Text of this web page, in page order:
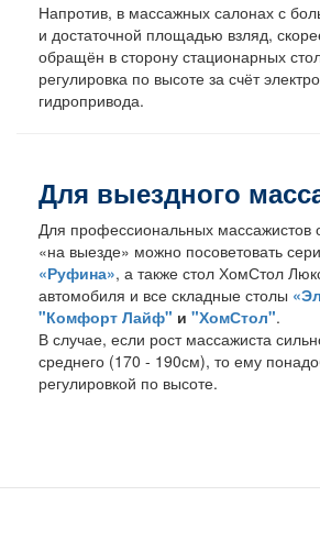
Напротив, в массажных салонах с
и достаточной площадью взляд,
обращён в сторону стационарных
регулировка по высоте за счёт
гидропривода.
Для выездного
Для профессиональных массажистов
«на выезде» можно посоветовать
«Руфина», а также стол ХомСтол
автомобиля и все складные столы
"Комфорт Лайф" и "ХомСтол".
В случае, если рост массажиста
среднего (170 - 190см), то ему
регулировкой по высоте.